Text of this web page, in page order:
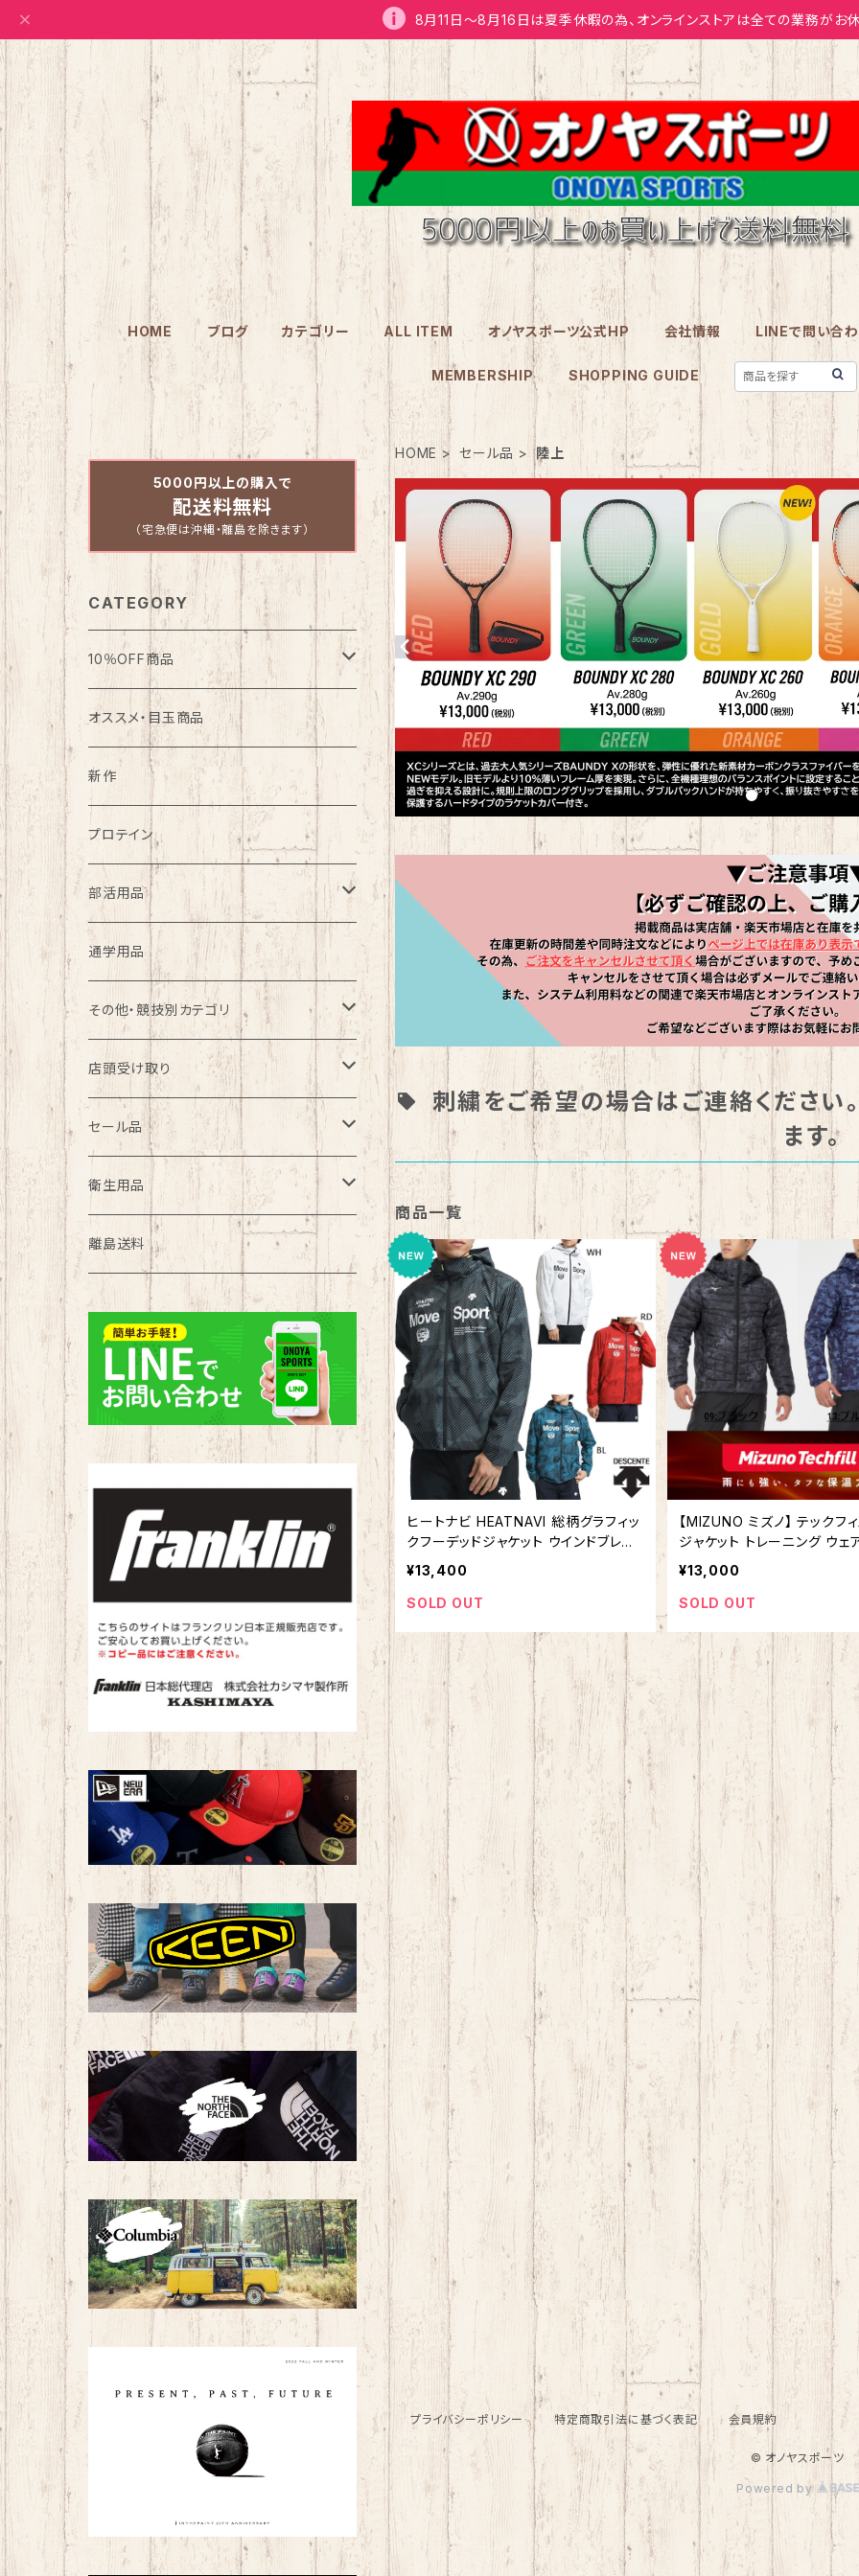
8月11日～8月16日は夏季休暇の為、オンラインストアは全ての業務がお休
HOME ブログ カテゴリー ALL ITEM オノヤスポーツ公式HP 会社情報 LINEで問い合
MEMBERSHIP SHOPPING GUIDE
HOME セール品 陸上
刺繍をご希望の場合はご連絡ください
ます。
商品一覧
ヒートナビ HEATNAVI 総柄グラフィッ
クフーデッドジャケット ウインドブレー
カー 防風 長袖 ストレッチ 撥水 スポー
ツ トレーニング デサント DESCENTE
DMMUJF30
¥13,400
SOLD OUT
【MIZUNO ミズノ】 テックフィルコート
ジャケット トレーニング ウ
着 デイリーユース 32ME1536
秋 冬
¥13,000
SOLD OUT
5000円以上の購入で
配送料無料
（宅急便は沖縄・離島を除きます）
CATEGORY
10％OFF商品
バスケット
野球
大特価グラブ特集
アウトドア
ファッション
オススメ・目玉商品
新作
プロテイン
部活用品
バレーボール部
ソフトテニス部
バドミントン部
サッカー部
バスケ部
陸上部
野球部
ソフトボール部
新体操
通学用品
その他・競技別カテゴリ
バレーボール
テニス
バドミントン
サッカー
バスケ
ハンドボール
ランニング
ラグビー
卓球
新体操
パークゴルフ
カジュアル・アウトドア
子ども用品
その他
店頭受け取り
野球
バレーボール
ソフトテニス
バドミントン
ソフトボール
水泳
セール品
野球
バスケットボール
サッカー
バレーボール
ハンドボール
ランニング
バドミントン
柔道
スケート
卓球
新体操
トレーニングシューズ
トレーニングウェア（ユニセックス）
トレーニングウェア（レディース）
カジュアル・アウトドア用品
子ども用品
衛生用品
マスク
タオル
離島送料
プライバシーポリシー 特定商取引法に基づく表記 会員規約
© オノヤスポーツ
Powered by